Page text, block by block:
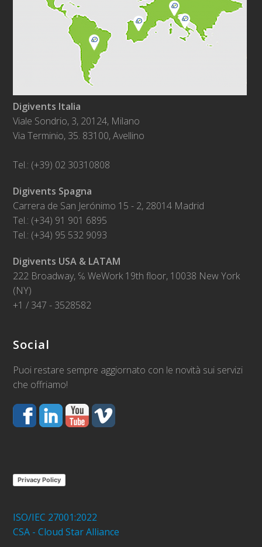
Digivents Italia
Viale Sondrio, 3, 20124, Milano
Via Terminio, 35. 83100, Avellino
Tel.: (+39) 02 30310808
Digivents Spagna
Carrera de San Jerónimo 15 - 2, 28014 Madrid
Tel.: (+34) 91 901 6895
Tel.: (+34) 95 532 9093
Digivents USA & LATAM
222 Broadway, ℅ WeWork 19th floor, 10038 New York
(NY)
+1 / 347 - 3528582
Social
Puoi restare sempre aggiornato con le novità sui servizi
che offriamo!
Privacy Policy
ISO/IEC 27001:2022
CSA - Cloud Star Alliance